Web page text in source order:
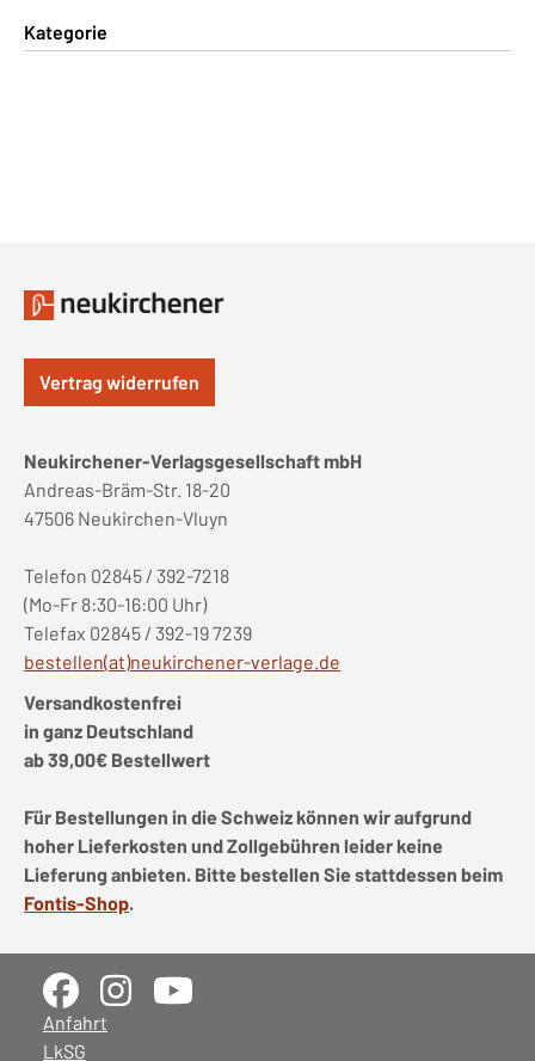
Kategorie
Vertrag widerrufen
Neukirchener-Verlagsgesellschaft mbH
Andreas-Bräm-Str. 18-20
47506 Neukirchen-Vluyn
Telefon 02845 / 392-7218
(Mo-Fr 8:30-16:00 Uhr)
Telefax 02845 / 392-19 7239
bestellen(at)neukirchener-verlage.de
Versandkostenfrei
in ganz Deutschland
ab 39,00€ Bestellwert
Für Bestellungen in die Schweiz können wir aufgrund
hoher Lieferkosten und Zollgebühren leider keine
Lieferung anbieten. Bitte bestellen Sie stattdessen beim
Fontis-Shop.
Anfahrt
LkSG